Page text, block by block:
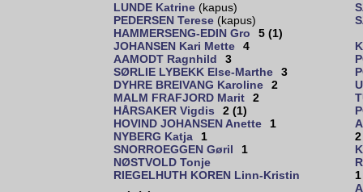
LUNDE Katrine (kapus)
PEDERSEN Terese (kapus)
HAMMERSENG-EDIN Gro
5 (1)
JOHANSEN Kari Mette
4
AAMODT Ragnhild
3
SØRLIE LYBEKK Else-Marthe
3
DYHRE BREIVANG Karoline
2
MALM FRAFJORD Marit
2
HÅRSAKER Vigdis
2 (1)
HOVIND JOHANSEN Anette
1
NYBERG Katja
1
SNORROEGGEN Gøril
1
NØSTVOLD Tonje
RIEGELHUTH KOREN Linn-Kristin
2
1